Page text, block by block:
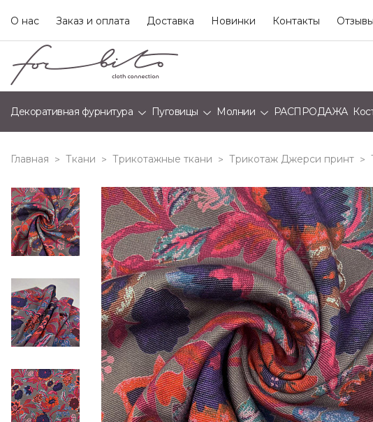
О нас Заказ и оплата Доставка Новинки Контакты Отзывы
Декоративная фурнитура Пуговицы Молнии РАСПРОДАЖА
Главная > Ткани > Трикотажные ткани > Трикотаж Джерси принт >